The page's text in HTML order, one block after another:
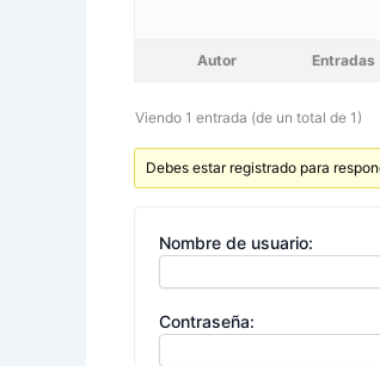
Autor Entradas
Viendo 1 entrada (de un total de 1)
Debes estar registrado para
Nombre de usuario:
Contraseña: